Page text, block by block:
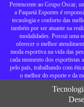
Pertencente ao Grupo Oscar,
a Paquetá Esportes é
tecnologia e conforto das
também por ser atuante na
modalidades. Possui uma
oferecer o melhor
moda esportiva na vida das
cada momento dos esportistas
pelo país, trabalhando com
o melhor do esporte e da